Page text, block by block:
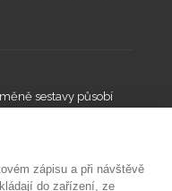
sestavy působí
zápisu a při návštěvě
do zařízení, ze